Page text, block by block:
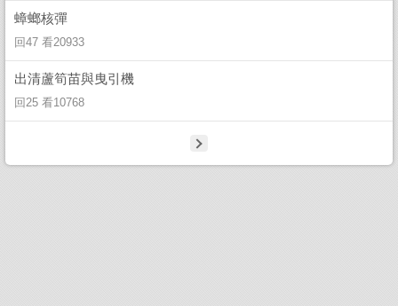
蟑螂核彈
回47 看20933
出清蘆筍苗與曳引機
回25 看10768